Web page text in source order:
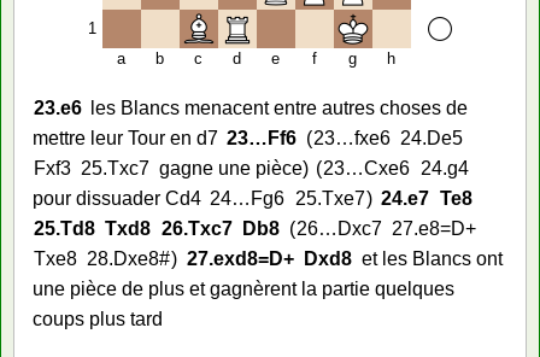
1
a
b c d e f g h
23.e6
les Blancs menacent entre autres choses de
mettre leur Tour en d7 23… Ff6 23…fxe6 24.De5
Fxf3 25.Txc7 gagne une pièce 23…Cxe6 24.g4
pour dissuader Cd4 24… Fg6 25.Txe7 24.e7 Te8
25.Td8 Txd8 26.Txc7 Db8 26… Dxc7 27.e8=D+
Txe8 28.Dxe8# 27.exd8=D+ Dxd8 et les Blancs ont
une pièce de plus et gagnèrent la partie quelques
coups plus tard